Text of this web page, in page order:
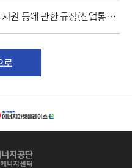
신재생에너지 설비의 지원 등에 관한 규정(산업통상자원부 고시 제2014-56호) 개정안내
로